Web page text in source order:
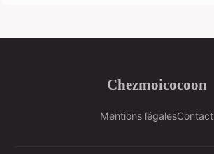
Chezmoicocoon
Mentions légalesContact